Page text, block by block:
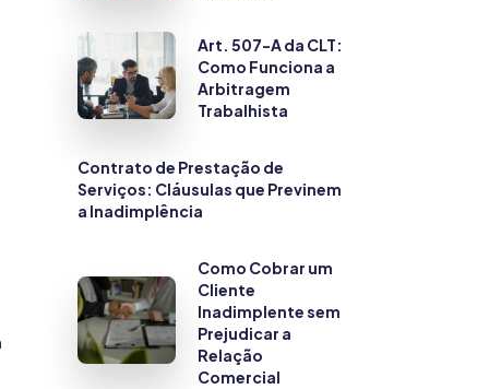
Art. 507-A da CLT:
Como Funciona a
Arbitragem
Trabalhista
Contrato de Prestação de
Serviços: Cláusulas que Previnem
a Inadimplência
Como Cobrar um
Cliente
Inadimplente sem
Prejudicar a
Relação
Comercial